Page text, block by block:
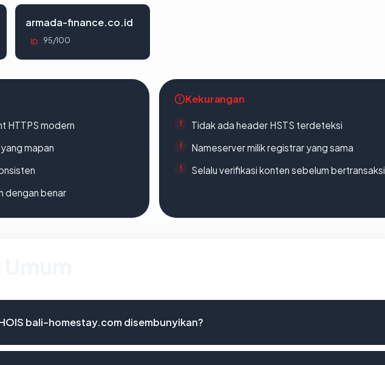
armada-finance.co.id
ID 95/100
HTTPS modern
mapan
dengan benar
Kekurangan
Tidak ada header HSTS terdeteksi
Nameserver milik registrar yang sama
Selalu verifikasi konten sebelum bertransaksi
bali-homestay.com disembunyikan?